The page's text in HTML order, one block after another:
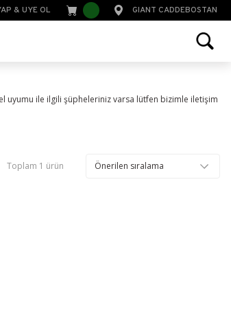
& UYE OL GIANT CADDEBOSTAN
uyumu ile ilgili şüpheleriniz varsa lütfen bizimle iletişim
Toplam 1 ürün